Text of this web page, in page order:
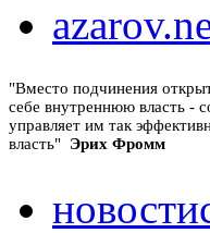
"Вместо подчинения
себе внутреннюю власть -
управляет им так
власть" Эрих Фромм
новости